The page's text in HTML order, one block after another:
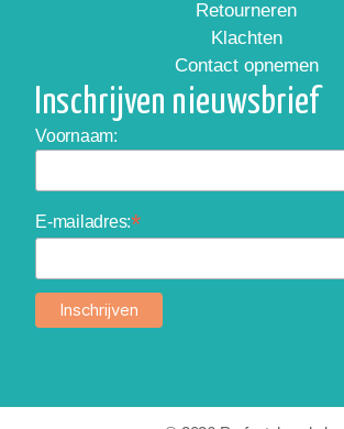
Retourneren
Klachten
Contact opnemen
Inschrijven nieuwsbrief
Voornaam:
E-mailadres:*